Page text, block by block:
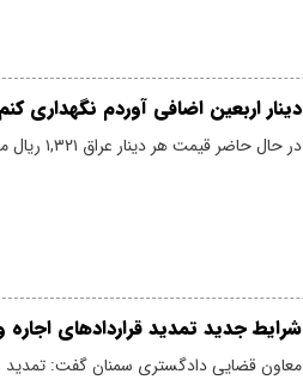
دینار اربعین اضافی آوردم نگهداری
در حال حاضر قیمت هر دینار عراق ۱,۳۲۱ ریال می باشد.
شرایط جدید تمدید قراردادهای اجاره
معاون قضایی دادگستری سمنان گفت: تمدید اجاره با